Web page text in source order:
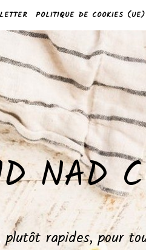
POLITIQUE DE COOKIES (UE)
NAD
rapides, pour